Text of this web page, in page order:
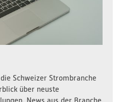
Schweizer Strombranche
über neuste